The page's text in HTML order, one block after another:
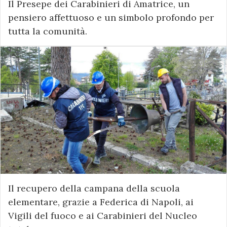
Il Presepe dei Carabinieri di Amatrice, un
pensiero affettuoso e un simbolo profondo per
tutta la comunità.
Il recupero della campana della scuola
elementare, grazie a Federica di Napoli, ai
Vigili del fuoco e ai Carabinieri del Nucleo